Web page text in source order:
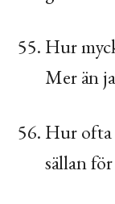
Hur
Mer än
Hur ofta
sällan